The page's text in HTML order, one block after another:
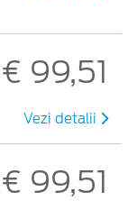
€ 99,51
Vezi detalii
€ 99,51